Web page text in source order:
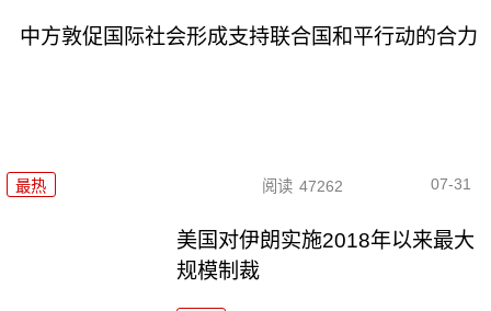
中方敦促国际社会形成支持联合国和平行动的合力
最热 阅读 47262 07-31
美国对伊朗实施2018年以来最大
规模制裁